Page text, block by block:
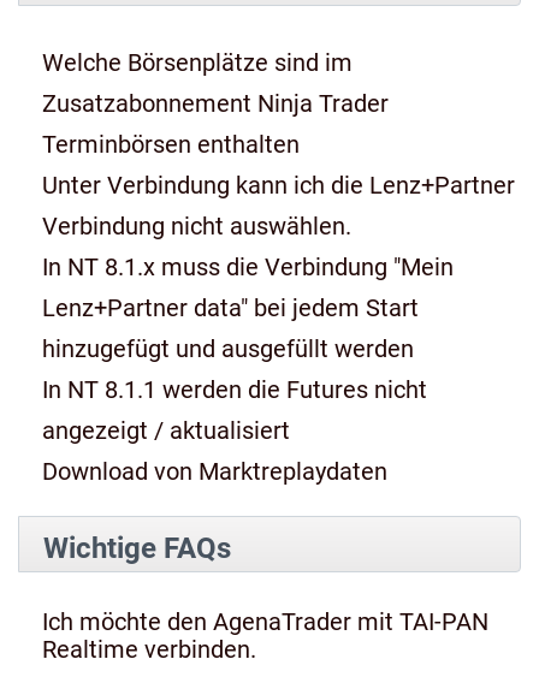
Welche Börsenplätze sind im
Zusatzabonnement Ninja Trader
Terminbörsen enthalten
Unter Verbindung kann ich die Lenz+Partner
Verbindung nicht auswählen.
In NT 8.1.x muss die Verbindung "Mein
Lenz+Partner data" bei jedem Start
hinzugefügt und ausgefüllt werden
In NT 8.1.1 werden die Futures nicht
angezeigt / aktualisiert
Download von Marktreplaydaten
Wichtige FAQs
Ich möchte den AgenaTrader mit TAI-PAN
Realtime verbinden.